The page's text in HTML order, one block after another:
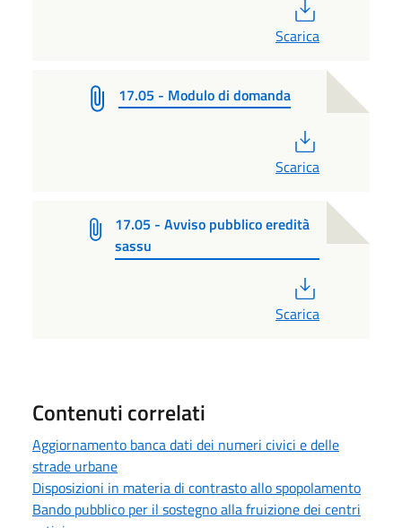
Scarica
17.05 - Modulo di domanda
Scarica
17.05 - Avviso pubblico eredità
sassu
Scarica
Contenuti correlati
Aggiornamento banca dati dei numeri civici e delle
strade urbane
Disposizioni in materia di contrasto allo spopolamento
Bando pubblico per il sostegno alla fruizione dei centri